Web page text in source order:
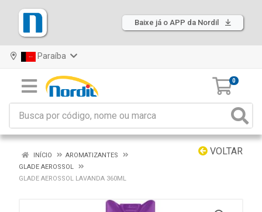
Baixe já o APP da Nordil
Paraíba
0
VOLTAR
INÍCIO
AROMATIZANTES
GLADE AEROSSOL
GLADE AEROSSOL LAVANDA 360ML